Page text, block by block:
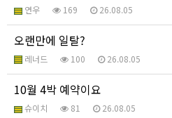
연우 169 26.08.05
오랜만에 일탈?
레너드 100 26.08.05
10월 4박 예약이요
슈이치 81 26.08.05